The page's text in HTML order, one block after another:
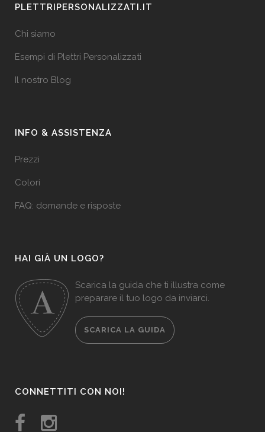
PLETTRIPERSONALIZZATI.IT
Chi siamo
Esempi di Plettri Personalizzati
Il nostro Blog
INFO & ASSISTENZA
Prezzi
Colori
FAQ: domande e risposte
HAI GIÀ UN LOGO?
Scarica la guida che ti illustra come
preparare il tuo logo da inviarci.
SCARICA LA GUIDA
CONNETTITI CON NOI!